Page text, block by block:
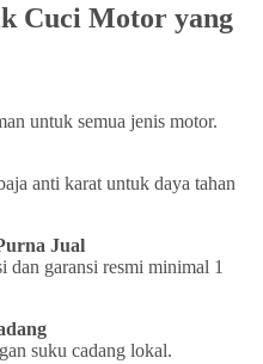
Cuci Motor yang
untuk semua jenis motor.
anti karat untuk daya tahan
Jual
dan garansi resmi minimal 1
suku cadang lokal.